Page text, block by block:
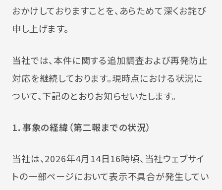
おかけしておりますことを、あらためて深くお詫び
申し上げます。
当社では、本件に関する追加調査および再発防止
対応を継続しております。現時点における状況に
ついて、下記のとおりお知らせいたします。
1．事象の経緯（第二報までの状況）
当社は、2026年4月14日16時頃、当社ウェブサイ
トの一部ページにおいて表示不具合が発生してい